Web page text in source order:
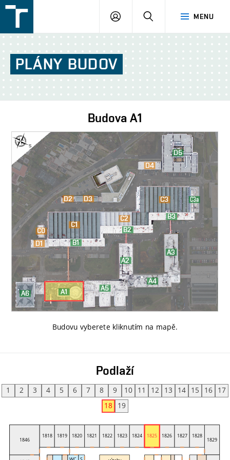
v
Brně
MENU
PŘIHLÁŠENÍ
PLÁNY BUDOV
Budova A1
Budovu vyberete kliknutím na mapě.
Podlaží
1 2 3 4 5 6 7 8 9 10 11 12 13 14 15 16
17
18
19